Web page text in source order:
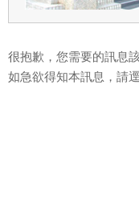
很抱歉，您需要的訊息
如急欲得知本訊息，請